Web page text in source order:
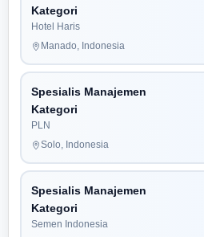
Kategori
Hotel Haris
Manado, Indonesia
Spesialis Manajemen
Kategori
PLN
Solo, Indonesia
Spesialis Manajemen
Kategori
Semen Indonesia